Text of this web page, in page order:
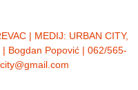
| MEDIJ: URBAN CITY,
Bogdan Popović | 062/565-